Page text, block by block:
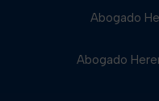
Abogado
Abogado